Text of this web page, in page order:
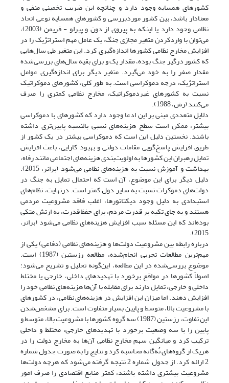
کشورهای همسایه وجود دارد و چنانچه این ضریب تخمینی منفی و
معنادار باشد، بین کشور موردبررسی و کشورهای همسایه نوعی اتحاد
نظامی وجود دارد یا اینکه به پیروی از دون و پیرلو - فریمن (2003)،
می‌توان با وارد‌کردن متغیر مجازی جنگ، یک عامل مهم استراتژیک را در
افزایش مخارج نظامی کشورها اندازه‌گیری کرد. این متغیر طی سال‌هایی
که کشور درگیر جنگ بوده، مقدار یک و برای بقیه سال‌های بررسی‌شده
مقدار صفر را به خود می‌گیرد. متغیر دیگر برای اندازه‌گیری عوامل
استراتژیک، درجه دموکراسی است. به طور کلی، کشورهای دموکراتیک
نسبت به کشورهای غیردموکراتیک، مخارج نظامی کمتری را صرف
می‌کنند (رش، 1988).
دلایل متعددی مبنی بر این ادعا وجود دارد که کشورهای با دموکراسی
بیشتر، ممکن است سطح هزینه‌های نسبی بالنسبه پایین‌تری داشته
باشند. نخستین دلیل این است که دموکراسی بیشتر در یک کشور از
طریق افزایش پاسخ‌گویی مقامات دولتی و بهبود کارایی، باعث افزایش
تمایل رهبران این کشورها به اولویت‌بندی هزینه‌های اجتماعی مانند رفاه،
بهداشت و آموزش نسبت به هزینه‌های نظامی می‌شود (برانر، 2015).
دلیل دیگر برای این موضوع، آن است که احتمال تمایل به جنگ در
دولت‌های دموکرات نسبت به سایر دول کمتر است. درنهایت، نظام‌های
استبدادی به دلیل وجود دیکتاتورها، اغلب فاقد مشروعیت مردمی
هستند و به جای تکیه بر قدرت مردم، برای حفظ قدرت، به ارتش متکی
بوده‌اند که این مسئله سبب افزایش هزینه‌های نظامی می‌شود (برانر،
2015).
درباره رابطه بین مشروعیت دولت‌ها و هزینه‌های نظامی (دفاعی) یکی از
مهم‌ترین مطالعات تجربی انجام‌شده، مطالعه رزستین (1987) است.
موضوع بررسی‌شده در این مطالعه، این‌گونه تحلیل و تشریح می‌شود:
اصولاً کشورها در مواقع برخورد با تهدیدهای داخلی، خارجی یا مختلط
داخلی و خارجی، تمایل دارند برای مقابله با آن‌ها هزینه‌های نظامی خود را
افزایش دهند. اما میزان این افزایش در هزینه‌های نظامی، در کشورهای
با مشروعیت بالا، متوسط و پایین بسیار متفاوت است. برای مشخص‌شدن
این تفاوت، رزستین (1987) سه گروه کشورها با مشروعیت بالا، متوسط و
پایین را با سه وضعیت برخورد با تهدیدهای خارجی، مختلط و داخلی
ترکیب کرد و میانگین سهم مخارج نظامی آن‌ها به مخارج دولت را در
هریک از گروه‌های نُه‌گانه محاسبه کرد و نتایج را به صورت جدول شماره
2 ارائه کرد. از جدول شماره 2 نتیجه گرفته می‌شود که هرچه دولت‌ها
مشروعیت بیشتری داشته باشند، کمتر منابع اقتصادی را صرف امور